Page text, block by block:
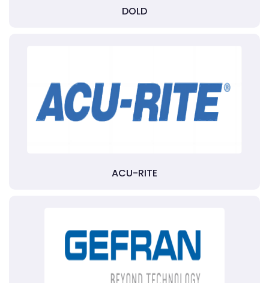
DOLD
ACU-RITE